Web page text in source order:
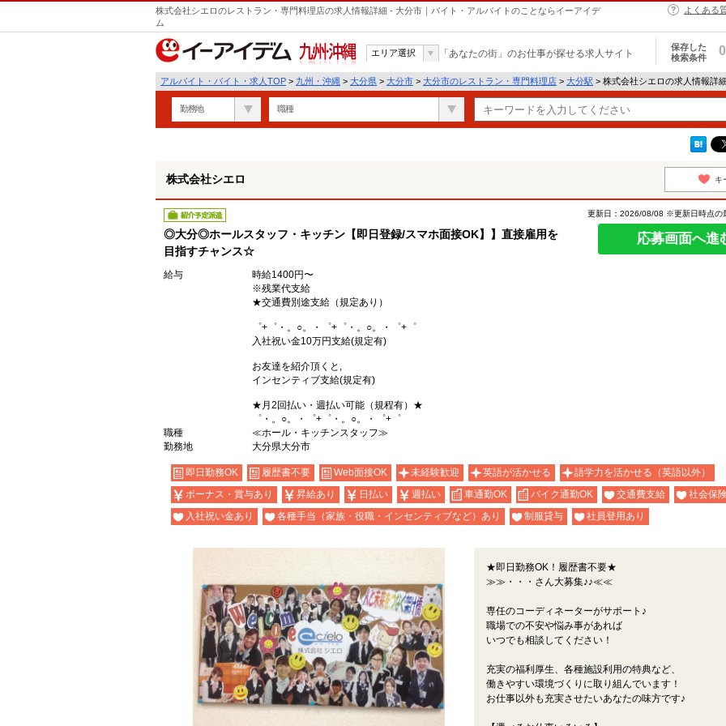
株式会社シエロのレストラン・専門料理店の求人情報詳細 - 大分市｜バイト・アルバイトのことならイーアイデ
ム
よくある
九州・沖縄
エリア選択 「あなたの街」のお仕事が探せる求人サイト
保存した
検索条件
0
アルバイト・バイト・求人TOP > 九州・沖縄 > 大分県 > 大分市 > 大分市のレストラン・専門料理店 > 大分駅 > 株式会社シエロの求人情報詳
勤務地 職種
遣
株式会社シエロ キ
紹介予定派遣
◎大分◎ホールスタッフ・キッチン【即日登録/スマホ面接OK】】直接雇用を
目指すチャンス☆
更新日：2026/08/08 ※更新日時点の
応募画面へ進
給与
時給1400円〜
※残業代支給
★交通費別途支給（規定あり）
゜+゜・。○。・゜+゜・。○。・゜+゜
入社祝い金10万円支給(規定有)
お友達を紹介頂くと,
インセンティブ支給(規定有)
★月2回払い・週払い可能（規程有）★
゜・。○。・゜+゜・。○。・゜+゜
職種
≪ホール・キッチンスタッフ≫
勤務地
大分県大分市
即日勤務OK 履歴書不要 Web面接OK 未経験歓迎 英語が活かせる
語学力を活かせる（英語以外）
ボーナス・賞与あり
昇給あり 日払い 週払い 車通勤OK バイク通勤OK 交通費支給
社会保
入社祝い金あり
各種手当（家族・役職・インセンティブなど）あり 制服貸与 社員登用あり
★即日勤務OK！履歴書不要★
≫≫・・・さん大募集♪♪≪≪
専任のコーディネーターがサポート♪
職場での不安や悩み事があれば
いつでも相談してください！
充実の福利厚生、各種施設利用の特典など、
働きやすい環境づくりに取り組んでいます！
お仕事以外も充実させたいあなたの味方です♪